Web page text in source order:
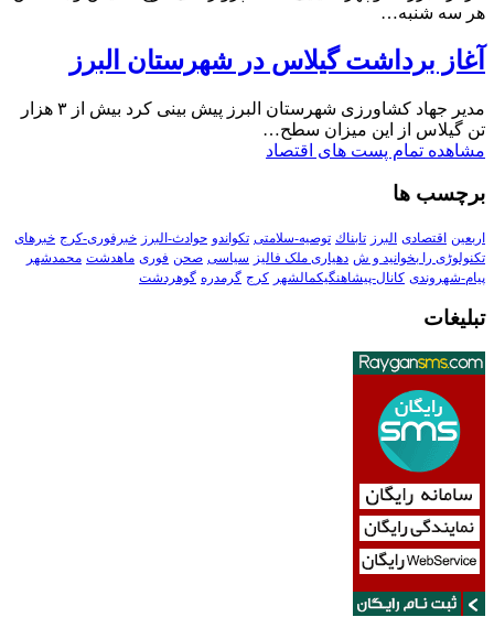
هر سه شنبه…
آغاز برداشت گیلاس در شهرستان البرز
مدیر جهاد کشاورزی شهرستان البرز پیش بینی کرد بیش از ۳ هزار
تن گیلاس از این میزان سطح…
مشاهده تمام پست های اقتصاد
برچسب ها
اربعین اقتصادی البرز تابناك توصیه-سلامتی تکواندو حوادث-البرز خبرفوری-کرج خبرهای
تکنولوڑی را بخوانید و ش دهیاری ملک فالیز سیاسی صحن فوری ماهدشت محمدشهر
پیام-شهروندی کانال-پیشاهنگیکمالشهر کرج گرمدره گوهردشت
تبلیغات